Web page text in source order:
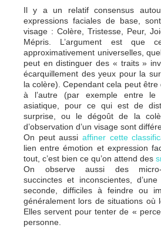
Il y a un relatif consensus
expressions faciales de base,
visage : Colère, Tristesse, Peur,
Mépris. L’argument est que
approximativement universelles,
peut en distinguer des « traits »
écarquillement des yeux pour la
la colère). Cependant cela peut être
à l’autre (par exemple entre le
asiatique, pour ce qui est de
surprise, ou le dégoût de la
d’observation d’un visage sont
On peut aussi affiner cette
lien entre émotion et expression
tout, c’est bien ce qu’on attend des
On observe aussi des micro-
succinctes et inconscientes,
seconde, difficiles à feindre ou
généralement lors de situations où
Elles servent pour tenter de «
personne.